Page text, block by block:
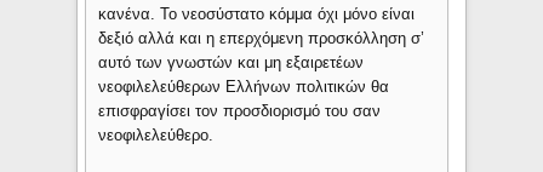
κανένα. Το νεοσύστατο κόμμα όχι μόνο είναι
δεξιό αλλά και η επερχόμενη προσκόλληση σ’
αυτό των γνωστών και μη εξαιρετέων
νεοφιλελεύθερων Ελλήνων πολιτικών θα
επισφραγίσει τον προσδιορισμό του σαν
νεοφιλελεύθερο.